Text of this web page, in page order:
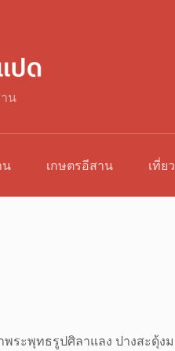
น
น เกษตรอีสาน เที่ย
ะพุทธรูปศิลาแลง ปางสะดุ้